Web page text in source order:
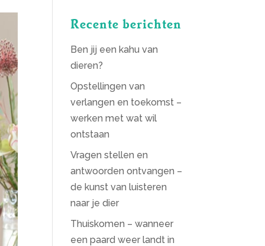
Recente berichten
Ben jij een kahu van
dieren?
Opstellingen van
verlangen en toekomst –
werken met wat wil
ontstaan
Vragen stellen en
antwoorden ontvangen –
de kunst van luisteren
naar je dier
Thuiskomen – wanneer
een paard weer landt in